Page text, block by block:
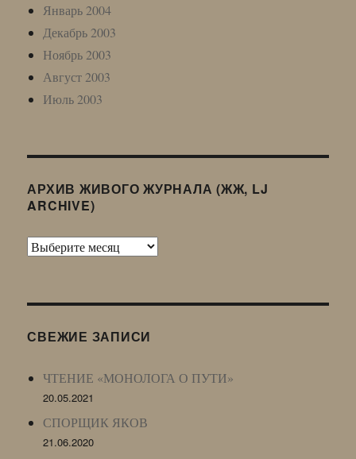
Январь 2004
Декабрь 2003
Ноябрь 2003
Август 2003
Июль 2003
АРХИВ ЖИВОГО ЖУРНАЛА (ЖЖ, LJ
ARCHIVE)
Архив
LJ
СВЕЖИЕ ЗАПИСИ
ЧТЕНИЕ «МОНОЛОГА О ПУТИ»
20.05.2021
СПОРЩИК ЯКОВ
21.06.2020